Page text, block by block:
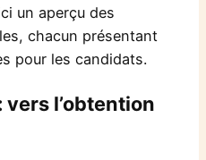
un aperçu des
chacun présentant
pour les candidats.
vers l’obtention